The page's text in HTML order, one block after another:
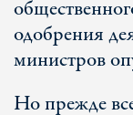
одобрения
министров
Но прежде